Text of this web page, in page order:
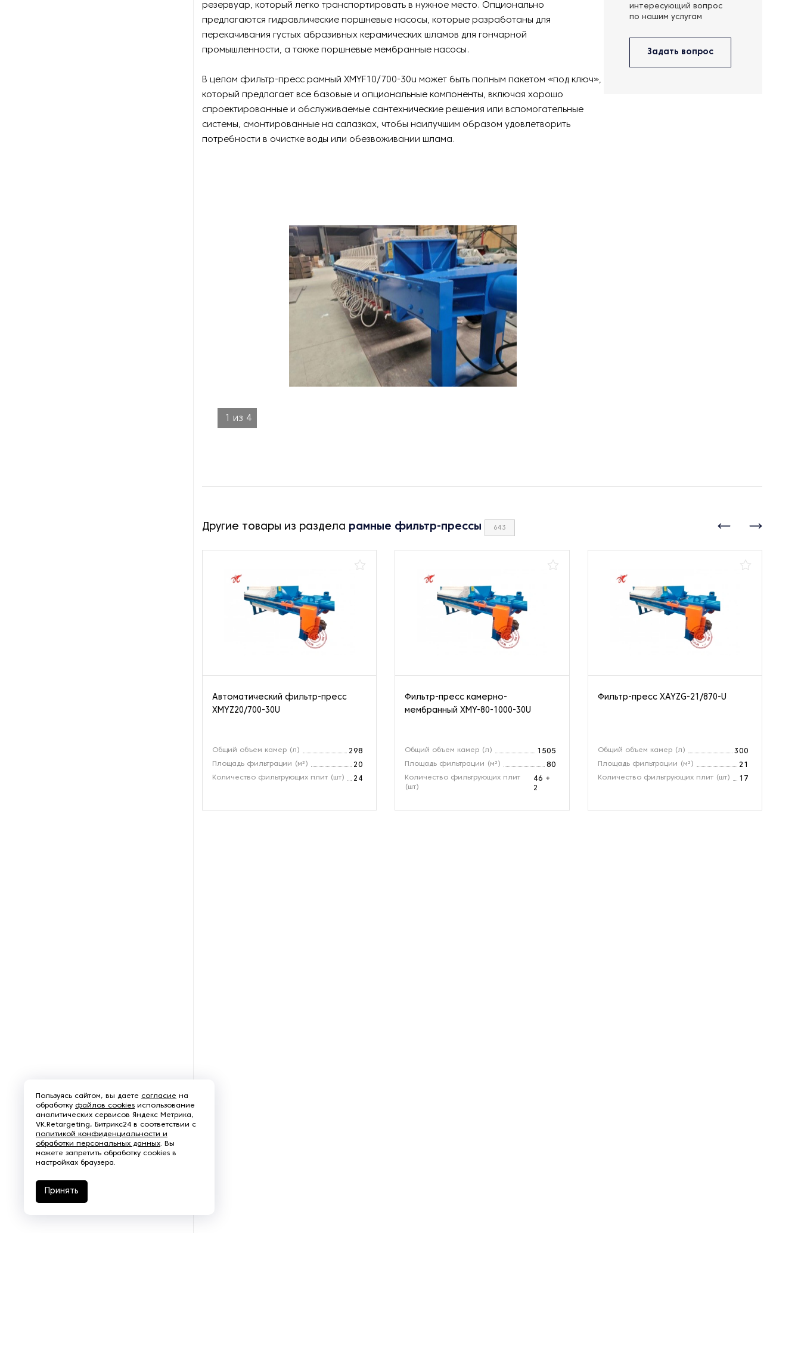
резервуар, который легко транспортировать в нужное место. Опционально
предлагаются гидравлические поршневые насосы, которые разработаны для
перекачивания густых абразивных керамических шламов для гончарной
промышленности, а также поршневые мембранные насосы.
В целом фильтр-пресс рамный XMYF10/700-30u может быть полным пакетом «под ключ»,
который предлагает все базовые и опциональные компоненты, включая хорошо
спроектированные и обслуживаемые сантехнические решения или вспомогательные
системы, смонтированные на салазках, чтобы наилучшим образом удовлетворить
потребности в очистке воды или обезвоживании шлама.
1 из 4
интересующий вопрос
по нашим услугам
Задать вопрос
Другие товары из раздела рамные фильтр-прессы 643
Автоматический фильтр-пресс
XMYZ20/700-30U
Общий объем камер (л)
298
Площадь фильтрации (м²)
20
Количество фильтрующих плит (шт)
24
Фильтр-пресс камерно-
мембранный XMY-80-1000-30U
Общий объем камер (л)
1505
Площадь фильтрации (м²)
80
Количество фильтрующих плит
(шт)
46 +
2
Фильтр-пресс XAYZG-21/870-U
Общий объем камер (л)
300
Площадь фильтрации (м²)
21
Количество фильтрующих плит (шт)
17
Пользуясь сайтом, вы даете согласие на
обработку файлов cookies использование
аналитических сервисов Яндекс Метрика,
VK.Retargeting, Битрикс24 в соответствии с
политикой конфиденциальности и
обработки персональных данных. Вы
можете запретить обработку cookies в
настройках браузера.
Принять